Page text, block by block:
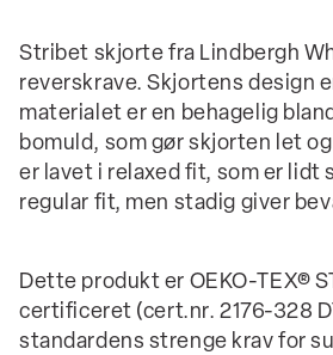
Stribet skjorte fra Lindbergh
reverskrave. Skjortens design
materialet er en behagelig
bomuld, som gør skjorten let
er lavet i relaxed fit, som er lidt
regular fit, men stadig giver
Dette produkt er OEKO-TEX®
certificeret (cert.nr. 2176-328
standardens strenge krav for